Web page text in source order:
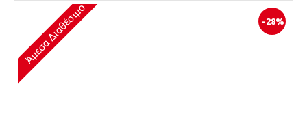
-28%
Άμεσα Διαθέσιμο